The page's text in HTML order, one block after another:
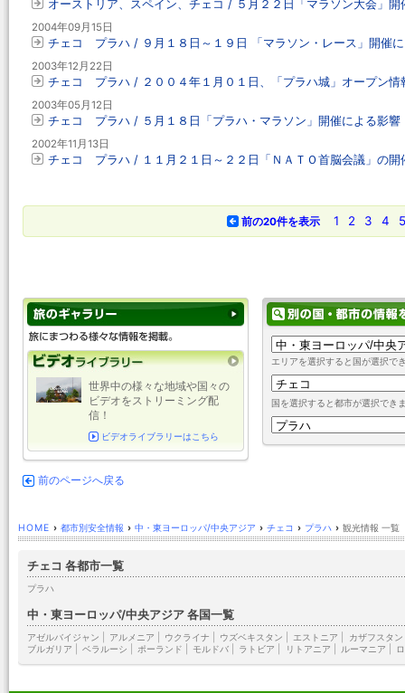
オーストリア、スペイン、チェコ / ５月２２日「マラソン大会」開
2004年09月15日
チェコ プラハ / ９月１８日～１９日 「マラソン・レース」開催
2003年12月22日
チェコ プラハ / ２００４年１月０１日、「プラハ城」オープン情
2003年05月12日
チェコ プラハ / ５月１８日「プラハ・マラソン」開催による影響
2002年11月13日
チェコ プラハ / １１月２１日～２２日「ＮＡＴＯ首脳会議」の開
前の20件を表示 1 2 3 4 5
エリアを選択すると国が選択で
国を選択すると都市が選択でき
世界中の様々な地域や国々の
ビデオをストリーミング配
信！
ビデオライブラリーはこちら
前のページへ戻る
HOME › 都市別安全情報 › 中・東ヨーロッパ/中央アジア › チェコ › プラハ › 観光情報 一覧
チェコ 各都市一覧
プラハ
中・東ヨーロッパ/中央アジア 各国一覧
アゼルバイジャン アルメニア ウクライナ ウズベキスタン エストニア カザフスタン
ブルガリア
ベラルーシ ポーランド モルドバ ラトビア リトアニア ルーマニア